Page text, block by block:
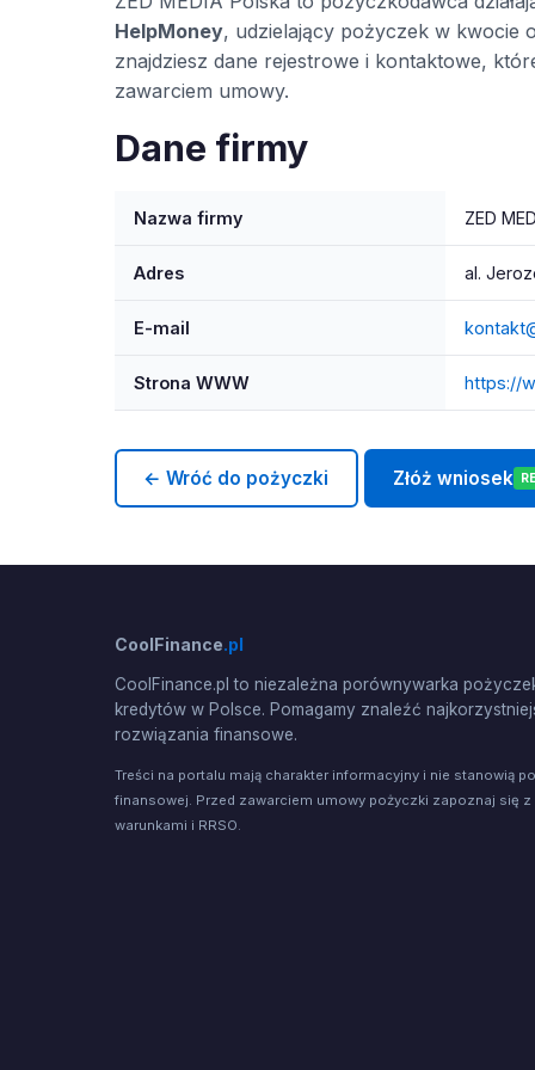
HelpMoney, udzielający pożyczek w kwocie
znajdziesz dane rejestrowe i kontaktowe,
zawarciem umowy.
Dane firmy
Nazwa firmy ZED
Adres al.
E-mail
Strona WWW https://
← Wróć do pożyczki Złóż wniosek
CoolFinance.pl
CoolFinance.pl to niezależna porównywarka
kredytów w Polsce. Pomagamy znaleźć
rozwiązania finansowe.
Treści na portalu mają charakter informacyjny i nie stanowią
finansowej. Przed zawarciem umowy pożyczki zapoznaj się z
warunkami i RRSO.